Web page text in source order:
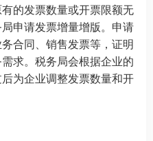
的发票数量或开票限额无
申请发票增量增版。申请
合同、销售发票等，证明
求。税务局会根据企业的
为企业调整发票数量和开